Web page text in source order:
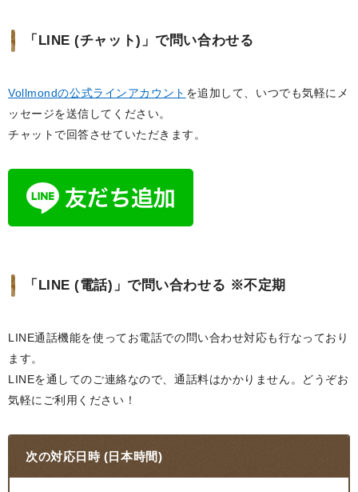
「LINE (チャット)」で問い合わせる
Vollmondの公式ラインアカウント を追加して、いつでも気軽にメ
ッセージを送信してください。
チャットで回答させていただきます。
「LINE (電話)」で問い合わせる ※不定期
LINE通話機能を使ってお電話での問い合わせ対応も行なっており
ます。
LINEを通してのご連絡なので、通話料はかかりません。どうぞお
気軽にご利用ください！
次の対応日時 (日本時間)